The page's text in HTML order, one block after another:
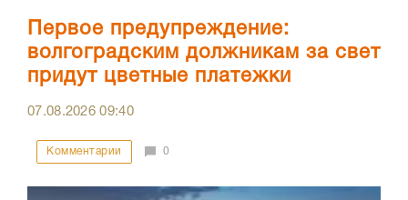
Первое предупреждение:
волгоградским должникам за свет
придут цветные платежки
07.08.202609:40
Комментарии 0